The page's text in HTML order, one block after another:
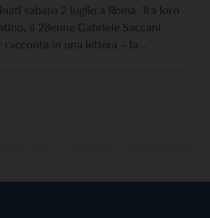
sabato 2 luglio a Roma. Tra loro
il 28enne Gabriele Saccani.
racconta in una lettera – la